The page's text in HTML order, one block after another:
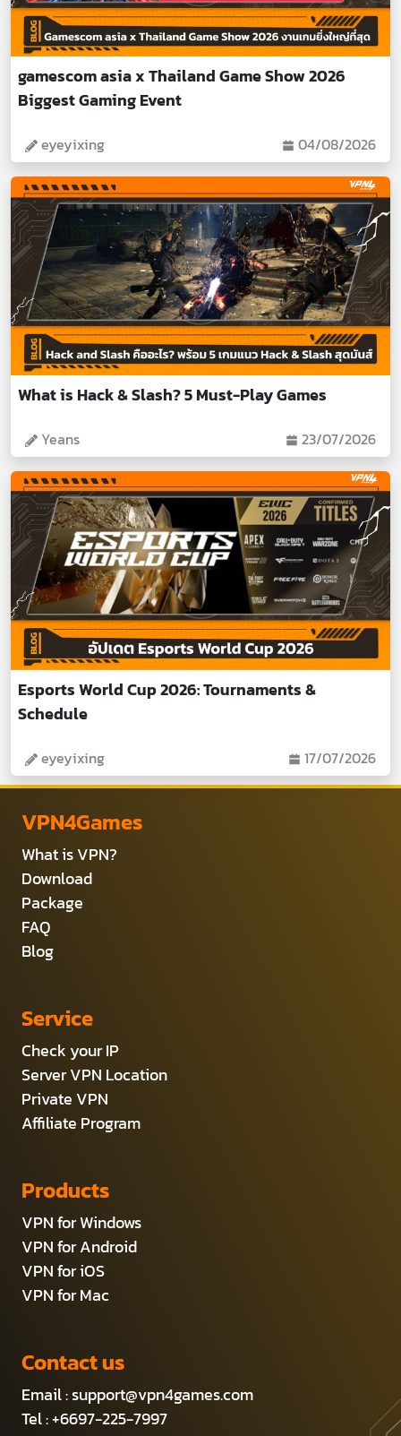
gamescom asia x Thailand Game Show 2026
Biggest Gaming Event
eyeyixing 04/08/2026
What is Hack & Slash? 5 Must-Play Games
Yeans 23/07/2026
Esports World Cup 2026: Tournaments &
Schedule
eyeyixing 17/07/2026
VPN4Games
What is VPN?
Download
Package
FAQ
Blog
Service
Check your IP
Server VPN Location
Private VPN
Affiliate Program
Products
VPN for Windows
VPN for Android
VPN for iOS
VPN for Mac
Contact us
Email :support@vpn4games.com
Tel : +6697-225-7997